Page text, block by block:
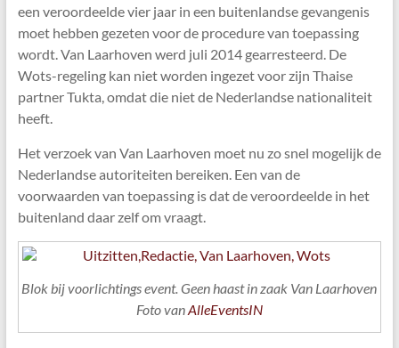
een veroordeelde vier jaar in een buitenlandse gevangenis
moet hebben gezeten voor de procedure van toepassing
wordt. Van Laarhoven werd juli 2014 gearresteerd. De
Wots-regeling kan niet worden ingezet voor zijn Thaise
partner Tukta, omdat die niet de Nederlandse nationaliteit
heeft.
Het verzoek van Van Laarhoven moet nu zo snel mogelijk de
Nederlandse autoriteiten bereiken. Een van de
voorwaarden van toepassing is dat de veroordeelde in het
buitenland daar zelf om vraagt.
Blok bij voorlichtings event. Geen haast in zaak Van Laarhoven
Foto vanAlleEventsIN